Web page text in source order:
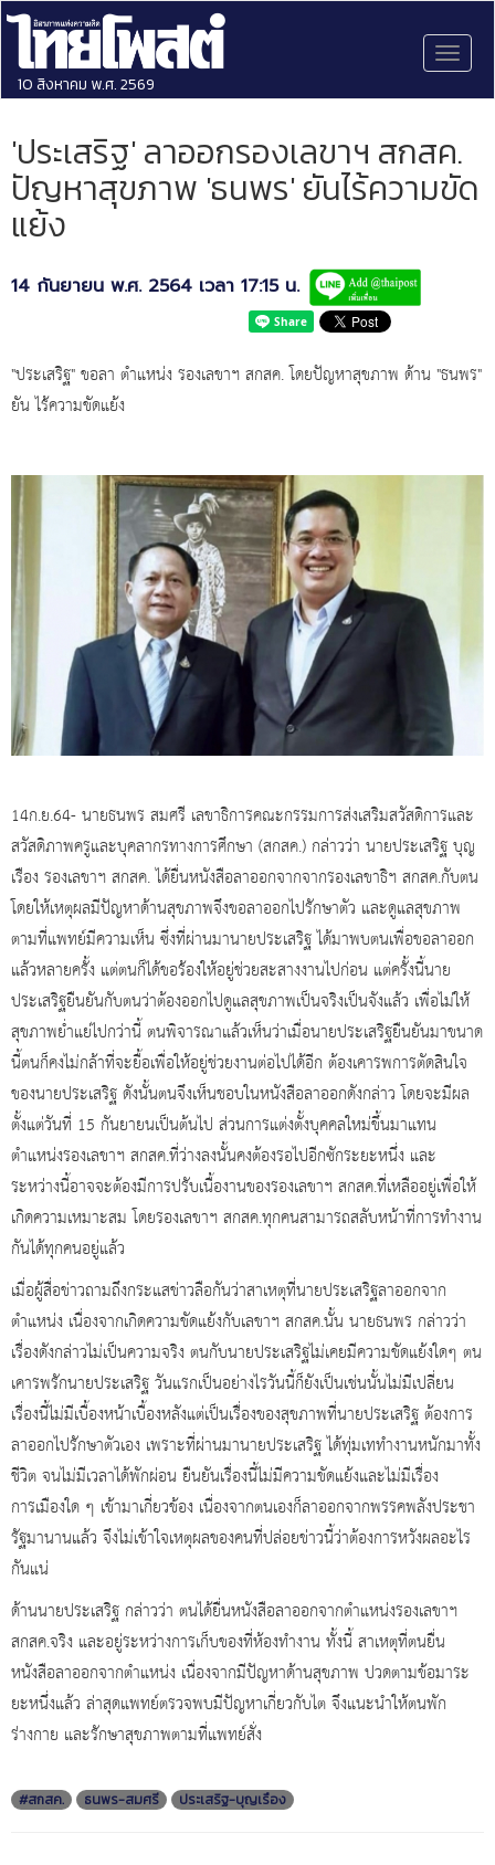
10 สิงหาคม พ.ศ. 2569
'ประเสริฐ' ลาออกรองเลขาฯ สกสค.
ปัญหาสุขภาพ 'ธนพร' ยันไร้ความขัด
แย้ง
14 กันยายน พ.ศ. 2564 เวลา 17:15 น.
"ประเสริฐ" ขอลา ตำแหน่ง รองเลขาฯ สกสค. โดยปัญหาสุขภาพ ด้าน "ธนพร"
ยัน ไร้ความขัดแย้ง
14ก.ย.64- นายธนพร สมศรี เลขาธิการคณะกรรมการส่งเสริมสวัสดิการและ
สวัสดิภาพครูและบุคลากรทางการศึกษา (สกสค.) กล่าวว่า นายประเสริฐ บุญ
เรือง รองเลขาฯ สกสค. ได้ยื่นหนังสือลาออกจากจากรองเลขาธิฯ สกสค.กับตน
โดยให้เหตุผลมีปัญหาด้านสุขภาพจึงขอลาออกไปรักษาตัว และดูแลสุขภาพ
ตามที่แพทย์มีความเห็น ซึ่งที่ผ่านมานายประเสริฐ ได้มาพบตนเพื่อขอลาออก
แล้วหลายครั้ง แต่ตนก็ได้ขอร้องให้อยู่ช่วยสะสางงานไปก่อน แต่ครั้งนี้นาย
ประเสริฐยืนยันกับตนว่าต้องออกไปดูแลสุขภาพเป็นจริงเป็นจังแล้ว เพื่อไม่ให้
สุขภาพย่ำแย่ไปกว่านี้ ตนพิจารณาแล้วเห็นว่าเมื่อนายประเสริฐยืนยันมาขนาด
นี้ตนก็คงไม่กล้าที่จะยื้อเพื่อให้อยู่ช่วยงานต่อไปได้อีก ต้องเคารพการตัดสินใจ
ของนายประเสริฐ ดังนั้นตนจึงเห็นชอบในหนังสือลาออกดังกล่าว โดยจะมีผล
ตั้งแต่วันที่ 15 กันยายนเป็นต้นไป ส่วนการแต่งตั้งบุคคลใหม่ขึ้นมาแทน
ตำแหน่งรองเลขาฯ สกสค.ที่ว่างลงนั้นคงต้องรอไปอีกซักระยะหนึ่ง และ
ระหว่างนี้อาจจะต้องมีการปรับเนื้องานของรองเลขาฯ สกสค.ที่เหลืออยู่เพื่อให้
เกิดความเหมาะสม โดยรองเลขาฯ สกสค.ทุกคนสามารถสลับหน้าที่การทำงาน
กันได้ทุกคนอยู่แล้ว
เมื่อผู้สื่อข่าวถามถึงกระแสข่าวลือกันว่าสาเหตุที่นายประเสริฐลาออกจาก
ตำแหน่ง เนื่องจากเกิดความขัดแย้งกับเลขาฯ สกสค.นั้น นายธนพร กล่าวว่า
เรื่องดังกล่าวไม่เป็นความจริง ตนกับนายประเสริฐไม่เคยมีความขัดแย้งใดๆ ตน
เคารพรักนายประเสริฐ วันแรกเป็นอย่างไรวันนี้ก็ยังเป็นเช่นนั้นไม่มีเปลี่ยน
เรื่องนี้ไม่มีเบื้องหน้าเบื้องหลังแต่เป็นเรื่องของสุขภาพที่นายประเสริฐ ต้องการ
ลาออกไปรักษาตัวเอง เพราะที่ผ่านมานายประเสริฐ ได้ทุ่มเททำงานหนักมาทั้ง
ชีวิต จนไม่มีเวลาได้พักผ่อน ยืนยันเรื่องนี้ไม่มีความขัดแย้งและไม่มีเรื่อง
การเมืองใด ๆ เข้ามาเกี่ยวข้อง เนื่องจากตนเองก็ลาออกจากพรรคพลังประชา
รัฐมานานแล้ว จึงไม่เข้าใจเหตุผลของคนที่ปล่อยข่าวนี้ว่าต้องการหวังผลอะไร
กันแน่
ด้านนายประเสริฐ กล่าวว่า ตนได้ยื่นหนังสือลาออกจากตำแหน่งรองเลขาฯ
สกสค.จริง และอยู่ระหว่างการเก็บของที่ห้องทำงาน ทั้งนี้ สาเหตุที่ตนยื่น
หนังสือลาออกจากตำแหน่ง เนื่องจากมีปัญหาด้านสุขภาพ ปวดตามข้อมาระ
ยะหนึ่งแล้ว ล่าสุดแพทย์ตรวจพบมีปัญหาเกี่ยวกับไต จึงแนะนำให้ตนพัก
ร่างกาย และรักษาสุขภาพตามที่แพทย์สั่ง
#สกสค. ธนพร-สมศรี ประเสริฐ-บุญเรือง